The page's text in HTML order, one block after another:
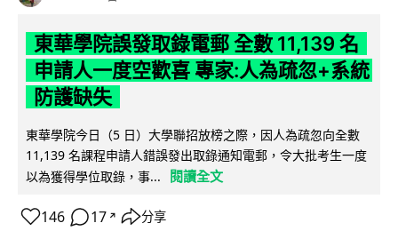
東華學院誤發取錄電郵 全數 11,139 名
申請人一度空歡喜 專家:人為疏忽+系統
防護缺失
東華學院今日（5 日）大學聯招放榜之際，因人為疏忽向全數
11,139 名課程申請人錯誤發出取錄通知電郵，令大批考生一度
以為獲得學位取錄，事...
閱讀全文
146 17 ↗ 分享